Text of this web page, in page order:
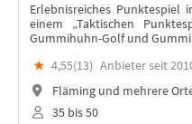
Erlebnisreiches Punktespiel
einem „Taktischen
Gummihuhn-Golf und
Painting uvm.
★ 4,55(13) Anbieter seit
Fläming und mehrere
35 bis 50